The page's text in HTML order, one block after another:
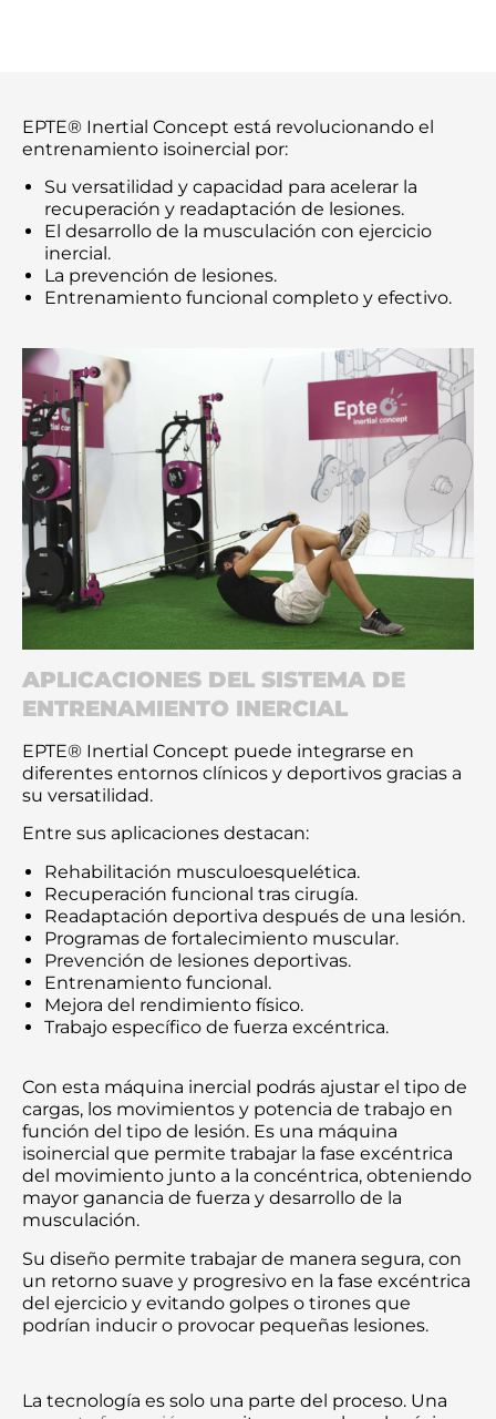
EPTE® Inertial Concept está revolucionando el
entrenamiento isoinercial por:
Su versatilidad y capacidad para acelerar la
recuperación y readaptación de lesiones.
El desarrollo de la musculación con ejercicio
inercial.
La prevención de lesiones.
Entrenamiento funcional completo y efectivo.
APLICACIONES DEL SISTEMA DE
ENTRENAMIENTO INERCIAL
EPTE® Inertial Concept puede integrarse en
diferentes entornos clínicos y deportivos gracias a
su versatilidad.
Entre sus aplicaciones destacan:
Rehabilitación musculoesquelética.
Recuperación funcional tras cirugía.
Readaptación deportiva después de una lesión.
Programas de fortalecimiento muscular.
Prevención de lesiones deportivas.
Entrenamiento funcional.
Mejora del rendimiento físico.
Trabajo específico de fuerza excéntrica.
Con esta máquina inercial podrás ajustar el tipo de
cargas, los movimientos y potencia de trabajo en
función del tipo de lesión. Es una máquina
isoinercial que permite trabajar la fase excéntrica
del movimiento junto a la concéntrica, obteniendo
mayor ganancia de fuerza y desarrollo de la
musculación.
Su diseño permite trabajar de manera segura, con
un retorno suave y progresivo en la fase excéntrica
del ejercicio y evitando golpes o tirones que
podrían inducir o provocar pequeñas lesiones.
La tecnología es solo una parte del proceso. Una